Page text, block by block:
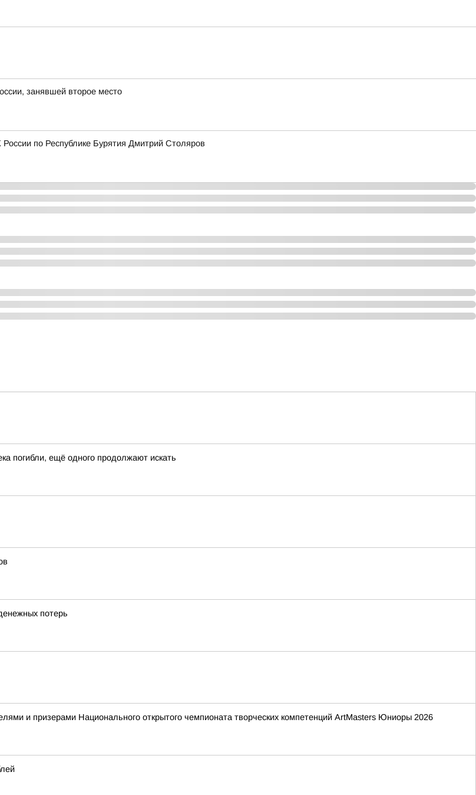
занявшей второе место
по Республике Бурятия Дмитрий Столяров
погибли, ещё одного продолжают искать
потерь
и призерами Национального открытого чемпионата творческих компетенций ArtMasters Юниоры 2026